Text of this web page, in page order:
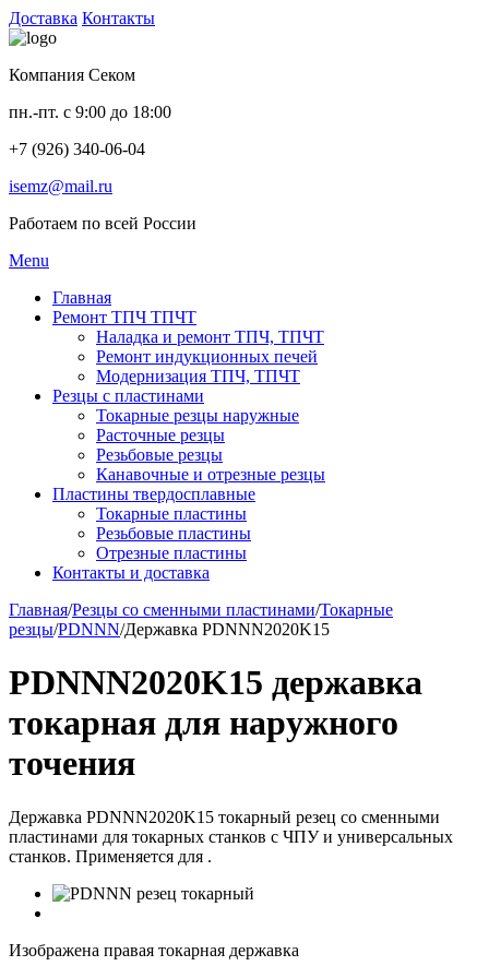
Доставка Контакты
Компания Секом
пн.-пт. с 9:00 до 18:00
+7 (926) 340-06-04
isemz@mail.ru
Работаем по всей России
Menu
Главная
Ремонт ТПЧ ТПЧТ
Наладка и ремонт ТПЧ, ТПЧТ
Ремонт индукционных печей
Модернизация ТПЧ, ТПЧТ
Резцы с пластинами
Токарные резцы наружные
Расточные резцы
Резьбовые резцы
Канавочные и отрезные резцы
Пластины твердосплавные
Токарные пластины
Резьбовые пластины
Отрезные пластины
Контакты и доставка
Главная/Резцы со сменными пластинами/Токарные
резцы/PDNNN/Державка PDNNN2020K15
PDNNN2020K15 державка
токарная для наружного
точения
Державка PDNNN2020K15 токарный резец со сменными
пластинами для токарных станков с ЧПУ и универсальных
станков. Применяется для .
Изображена правая токарная державка